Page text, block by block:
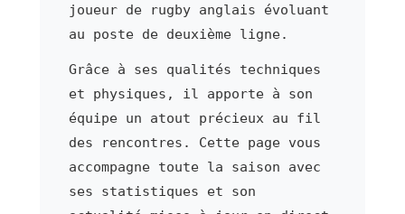
joueur de rugby anglais évoluant
au poste de deuxième ligne.
Grâce à ses qualités techniques
et physiques, il apporte à son
équipe un atout précieux au fil
des rencontres. Cette page vous
accompagne toute la saison avec
ses statistiques et son